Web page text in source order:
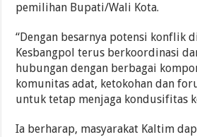
pemilihan Bupati/Wali Kota.
“Dengan besarnya potensi konflik
Kesbangpol terus berkoordinasi
hubungan dengan berbagai
komunitas adat, ketokohan dan
untuk tetap menjaga kondusifitas
Ia berharap, masyarakat Kaltim